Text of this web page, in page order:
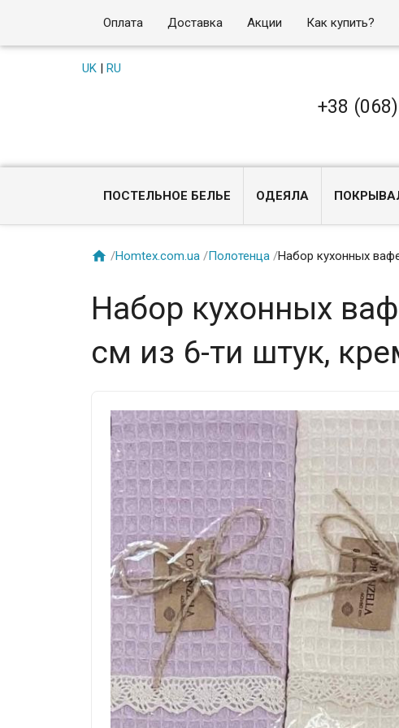
Оплата Доставка Акции Как купить?
UK| RU
+38
ПОСТЕЛЬНОЕ БЕЛЬЕ ОДЕЯЛА
 /Homtex.com.ua /Полотенца /Набор кухонных
Набор кухонных
см из 6-ти штук,